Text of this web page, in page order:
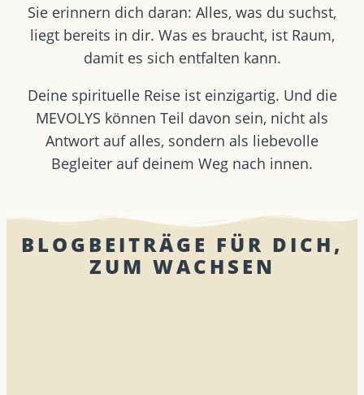
Sie erinnern dich daran: Alles, was du suchst,
liegt bereits in dir. Was es braucht, ist Raum,
damit es sich entfalten kann.
Deine spirituelle Reise ist einzigartig. Und die
MEVOLYS können Teil davon sein, nicht als
Antwort auf alles, sondern als liebevolle
Begleiter auf deinem Weg nach innen.
BLOGBEITRÄGE FÜR DICH,
ZUM WACHSEN